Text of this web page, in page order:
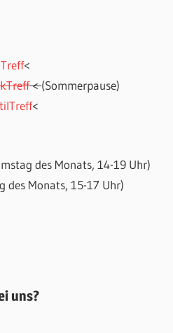
<
<(Sommerpause)
<
des Monats, 14-19 Uhr)
des Monats, 15-17 Uhr)
uns?